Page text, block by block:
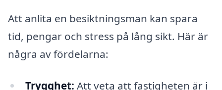
Att anlita en besiktningsman kan spara
tid, pengar och stress på lång sikt. Här är
några av fördelarna:
Trygghet: Att veta att fastigheten är i